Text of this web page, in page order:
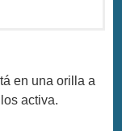
en una orilla a
activa.